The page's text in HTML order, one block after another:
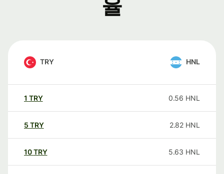
율
TRY HNL
1 TRY 0.56 HNL
5 TRY 2.82 HNL
10TRY 5.63 HNL